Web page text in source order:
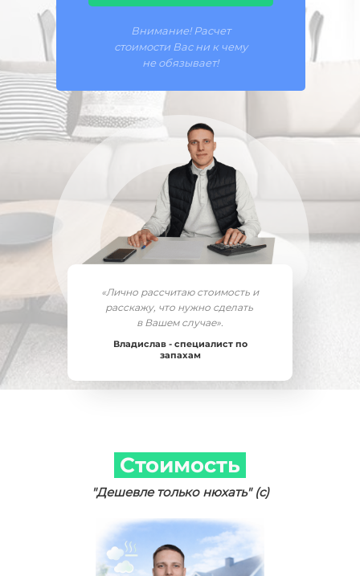
Внимание! Расчет
стоимости Вас ни к чему
не обязывает!
«Лично рассчитаю стоимость и
расскажу, что нужно сделать
в Вашем случае».
Владислав - специалист по
запахам
Стоимость
"Дешевле только нюхать" (с)